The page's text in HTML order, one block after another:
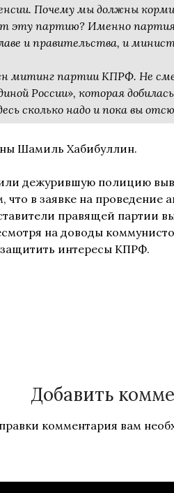
Почему мы должны
эту партию? Именно партия
и правительства, и
митинг партии КПРФ. Не
России», которая
сколько надо и пока вы
Шамиль Хабибуллин.
дежурившую полицию
что в заявке на
правящей партии
на доводы
интересы КПРФ.
Добавить
комментария вам